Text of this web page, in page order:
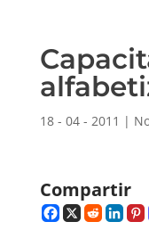
18 - 04 - 2011 |
Compartir